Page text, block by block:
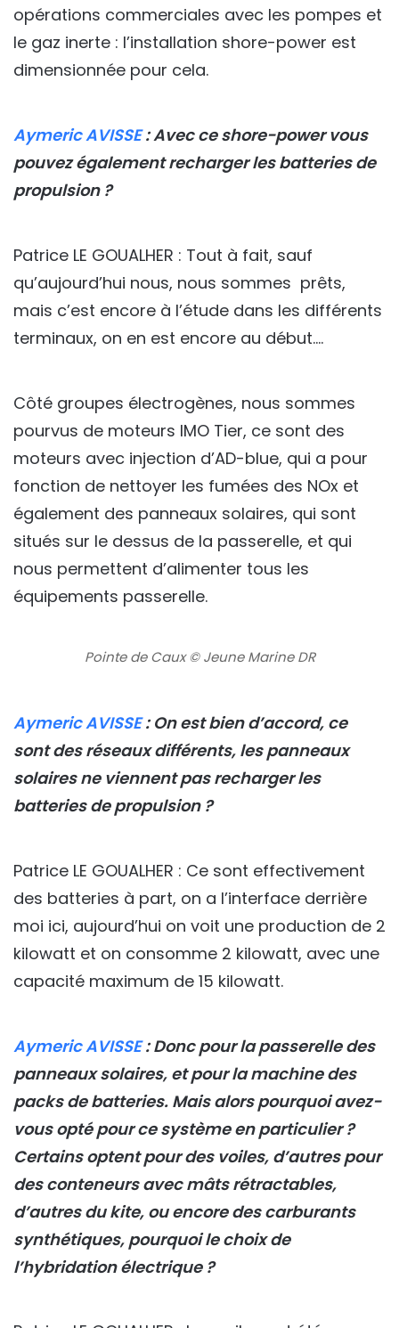
opérations commerciales avec les pompes et
le gaz inerte : l’installation shore-power est
dimensionnée pour cela.
Aymeric AVISSE: Avec ce shore-power vous
pouvez également recharger les batteries de
propulsion ?
Patrice LE GOUALHER : Tout à fait, sauf
qu’aujourd’hui nous, nous sommes prêts,
mais c’est encore à l’étude dans les différents
terminaux, on en est encore au début….
Côté groupes électrogènes, nous sommes
pourvus de moteurs IMO Tier, ce sont des
moteurs avec injection d’AD-blue, qui a pour
fonction de nettoyer les fumées des NOx et
également des panneaux solaires, qui sont
situés sur le dessus de la passerelle, et qui
nous permettent d’alimenter tous les
équipements passerelle.
Pointe de Caux © Jeune Marine DR
Aymeric AVISSE: On est bien d’accord, ce
sont des réseaux différents, les panneaux
solaires ne viennent pas recharger les
batteries de propulsion ?
Patrice LE GOUALHER : Ce sont effectivement
des batteries à part, on a l’interface derrière
moi ici, aujourd’hui on voit une production de 2
kilowatt et on consomme 2 kilowatt, avec une
capacité maximum de 15 kilowatt.
Aymeric AVISSE: Donc pour la passerelle des
panneaux solaires, et pour la machine des
packs de batteries. Mais alors pourquoi avez-
vous opté pour ce système en particulier ?
Certains optent pour des voiles, d’autres pour
des conteneurs avec mâts rétractables,
d’autres du kite, ou encore des carburants
synthétiques, pourquoi le choix de
l’hybridation électrique ?